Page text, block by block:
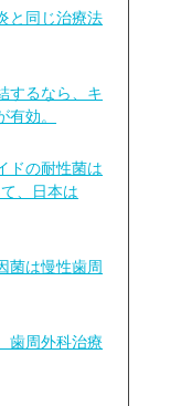
と同じ治療法
するなら、キ
効。
ドの耐性菌は
、日本は
菌は慢性歯周
歯周外科治療